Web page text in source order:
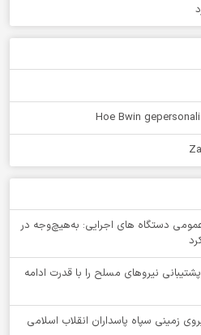
Hoe Bwin
دستگاه های اجرایی: به‌هیچ‌وجه در
نیرو‌های مسلح را با قدرت ادامه
زمینی سپاه پاسداران انقلاب اسلامی